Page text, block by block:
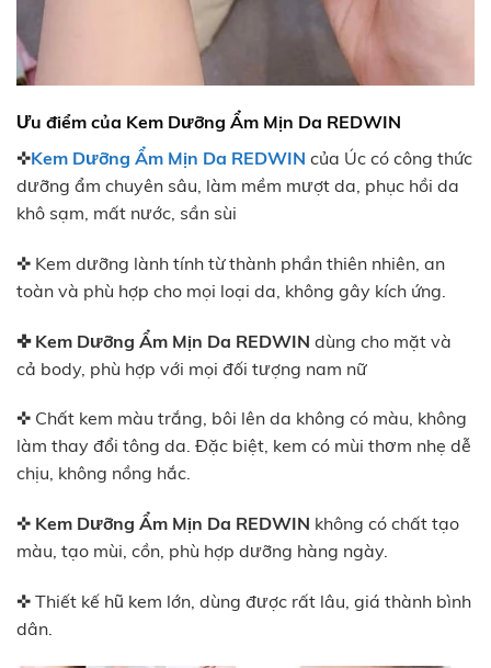
Ưu điểm của Kem Dưỡng Ẩm Mịn Da REDWIN
✜Kem Dưỡng Ẩm Mịn Da REDWIN của Úc có công thức
dưỡng ẩm chuyên sâu, làm mềm mượt da, phục hồi da
khô sạm, mất nước, sần sùi
✜ Kem dưỡng lành tính từ thành phần thiên nhiên, an
toàn và phù hợp cho mọi loại da, không gây kích ứng.
✜ Kem Dưỡng Ẩm Mịn Da REDWIN dùng cho mặt và
cả body, phù hợp với mọi đối tượng nam nữ
✜ Chất kem màu trắng, bôi lên da không có màu, không
làm thay đổi tông da. Đặc biệt, kem có mùi thơm nhẹ dễ
chịu, không nồng hắc.
✜ Kem Dưỡng Ẩm Mịn Da REDWIN không có chất tạo
màu, tạo mùi, cồn, phù hợp dưỡng hàng ngày.
✜ Thiết kế hũ kem lớn, dùng được rất lâu, giá thành bình
dân.